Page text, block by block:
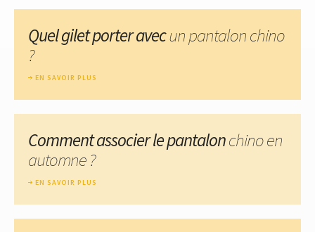
Quel gilet porter avecun pantalon chino
?
EN SAVOIR PLUS
Comment associer le pantalonchino en
automne ?
EN SAVOIR PLUS